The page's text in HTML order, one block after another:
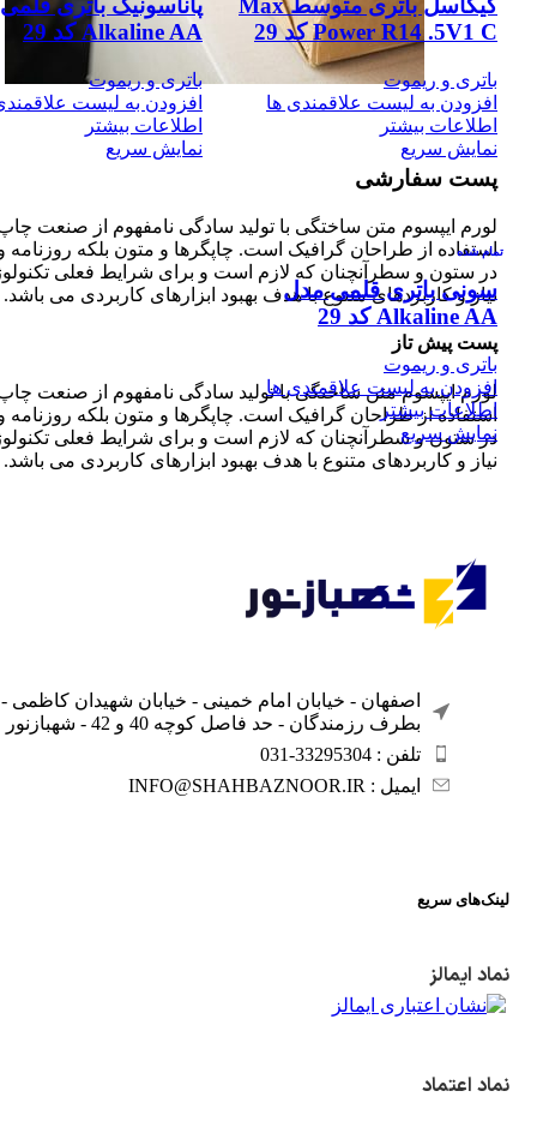
پست سفارشی
لورم ایپسوم متن ساختگی با تولید سادگی نامفهوم از صنعت چاپ
استفاده از طراحان گرافیک است. چاپگرها و متون بلکه روزنامه
در ستون و سطرآنچنان که لازم است و برای شرایط فعلی
نیاز و کاربردهای متنوع با هدف بهبود ابزارهای کاربردی می باشد.
پست پیش تاز
لورم ایپسوم متن ساختگی با تولید سادگی نامفهوم از صنعت چاپ
استفاده از طراحان گرافیک است. چاپگرها و متون بلکه روزنامه
در ستون و سطرآنچنان که لازم است و برای شرایط فعلی
نیاز و کاربردهای متنوع با هدف بهبود ابزارهای کاربردی می باشد.
گیگاسل باتری متوسط Max
Power R14 .5V1 C کد 29
باتری و ریموت
افزودن به لیست علاقمندی ها
اطلاعات بیشتر
نمایش سریع
پاناسونیک باتری
Alkaline AA کد 29
باتری و ریموت
افزودن به لیست
اطلاعات بیشتر
نمایش سریع
تمام شده
سونی باتری قلمی مدل
Alkaline AA کد 29
باتری و ریموت
افزودن به لیست علاقمندی ها
اطلاعات بیشتر
نمایش سریع
اصفهان - خیابان امام خمینی - خیابان شهیدان کاظمی -
بطرف رزمندگان - حد فاصل کوچه 40 و 42 - شهبازنور
تلفن : 33295304-031
ایمیل : INFO@SHAHBAZNOOR.IR
لینک‌های سریع
نماد ایمالز
نماد اعتماد